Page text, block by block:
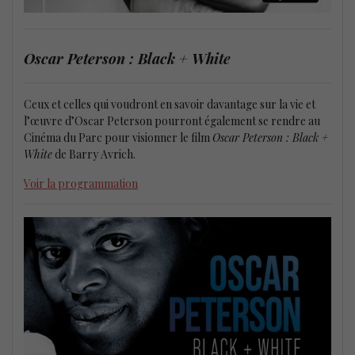
Oscar Peterson : Black + White
Ceux et celles qui voudront en savoir davantage sur la vie et
l’œuvre d’Oscar Peterson pourront également se rendre au
Cinéma du Parc pour visionner le film Oscar Peterson : Black +
White de Barry Avrich.
Voir la programmation